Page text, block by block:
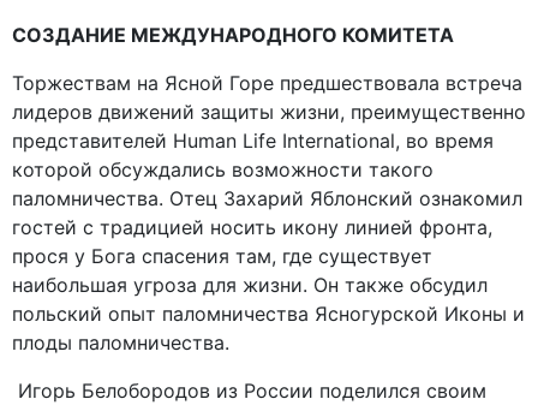
СОЗДАНИЕ МЕЖДУНАРОДНОГО КОМИТЕТА
Торжествам на Ясной Горе предшествовала встреча
лидеров движений защиты жизни, преимущественно
представителей Human Life International, во время
которой обсуждались возможности такого
паломничества. Отец Захарий Яблонский ознакомил
гостей с традицией носить икону линией фронта,
прося у Бога спасения там, где существует
наибольшая угроза для жизни. Он также обсудил
польский опыт паломничества Ясногурской Иконы и
плоды паломничества.
Игорь Белобородов из России поделился своим